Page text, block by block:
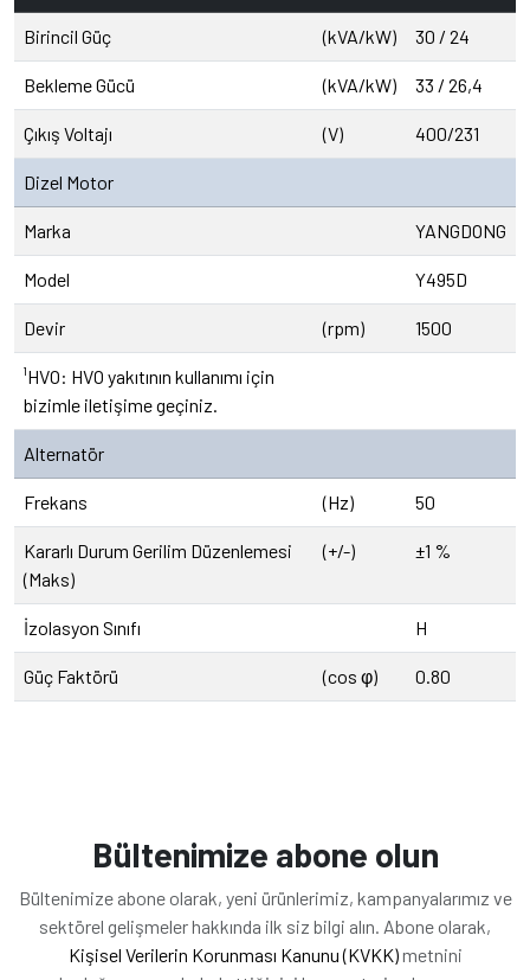
Birincil Güç (kVA/kW) 30 / 24
Bekleme Gücü (kVA/kW) 33 / 26,4
Çıkış Voltajı (V) 400/231
Dizel Motor
Marka YANGDONG
Model Y495D
Devir (rpm) 1500
¹HVO: HVO yakıtının kullanımı için
bizimle iletişime geçiniz.
Alternatör
Frekans (Hz) 50
Kararlı Durum Gerilim Düzenlemesi
(Maks)
(+/-) ±1 %
İzolasyon Sınıfı H
Güç Faktörü (cos φ) 0.80
Bültenimize abone olun
Bültenimize abone olarak, yeni ürünlerimiz, kampanyalarımız ve
sektörel gelişmeler hakkında ilk siz bilgi alın. Abone olarak,
Kişisel Verilerin Korunması Kanunu (KVKK)metnini